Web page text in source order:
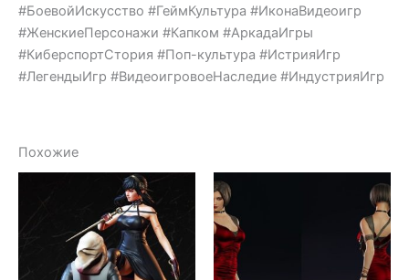
#БоевойИскусство #ГеймКультура #ИконаВидеоигр
#ЖенскиеПерсонажи #Капком #АркадаИгры
#КиберспортСтория #Поп-культура #ИстрияИгр
#ЛегендыИгр #ВидеоигровоеНаследие #ИндустрияИгр
Похожие